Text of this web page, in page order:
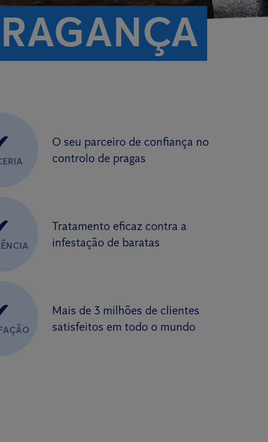
O seu parceiro de confiança no
controlo de pragas
Tratamento eficaz contra a
infestação de baratas
Mais de 3 milhões de clientes
satisfeitos em todo o mundo